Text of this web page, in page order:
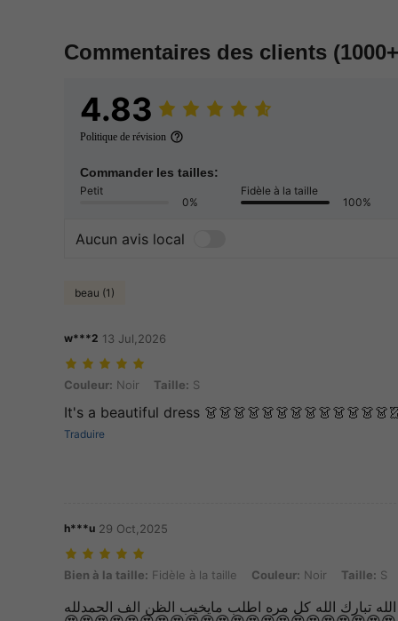
Commentaires des clients
4.83
Politique de révision
Commander les tailles:
Petit
0%
Fidèle à la taille
100%
Aucun avis local
beau (1)
w***2 13 Jul,2026
Couleur: Noir, Taille: S
Couleur: Noir Taille: S
It's a beautiful dress
Traduire
h***u 29 Oct,2025
Bien à la taille: Fidèle à la taille, Couleur: Noir, Taille: S
Bien à la taille: Fidèle à la taille Couleur: Noir Taille: S
الله كل مره اطلب مايخيب الظن الف الحمدلله 😍😍😍😍😍😍😍